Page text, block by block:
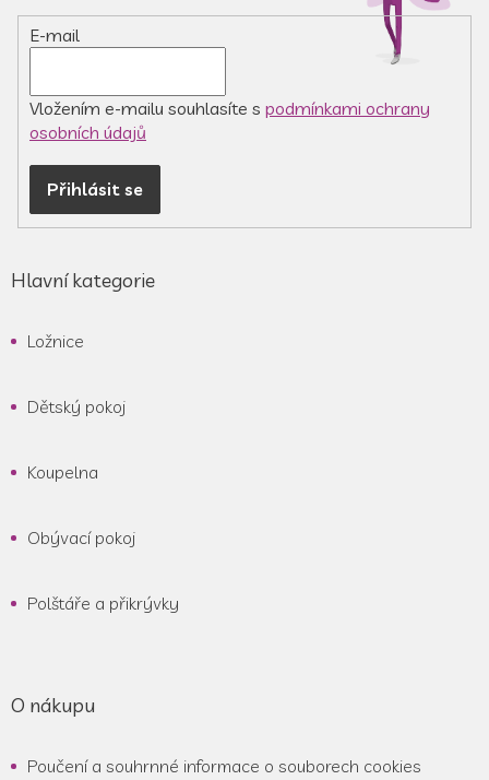
E-mail
Vložením e-mailu souhlasíte s podmínkami ochrany
osobních údajů
Přihlásit se
Hlavní kategorie
Ložnice
Dětský pokoj
Koupelna
Obývací pokoj
Polštáře a přikrývky
O nákupu
Poučení a souhrnné informace o souborech cookies